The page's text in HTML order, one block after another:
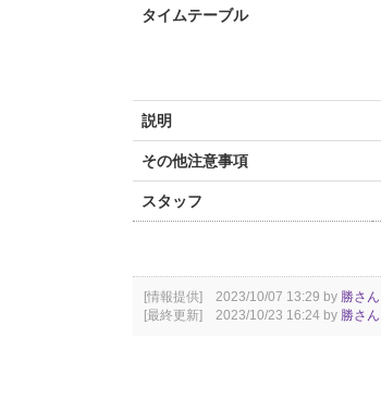
タイムテーブル
説明
その他注意事項
スタッフ
[情報提供] 2023/10/07 13:29 by 勝さん
[最終更新] 2023/10/23 16:24 by 勝さん